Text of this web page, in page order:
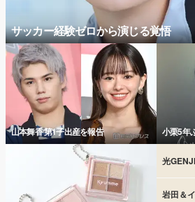
サッカー経験ゼロから演じる覚悟
山本舞香 第1子出産を報告 小栗5年
光
岩田＆